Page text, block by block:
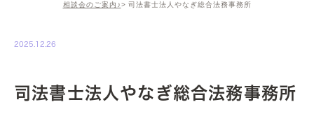
相談会のご案内♪
司法書士法人やなぎ総合法務事務所
2025.12.26
司法書士法人やなぎ総合法務事務所